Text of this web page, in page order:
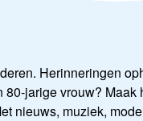
Herinneringen
jarige vrouw? Maak
nieuws, muziek,